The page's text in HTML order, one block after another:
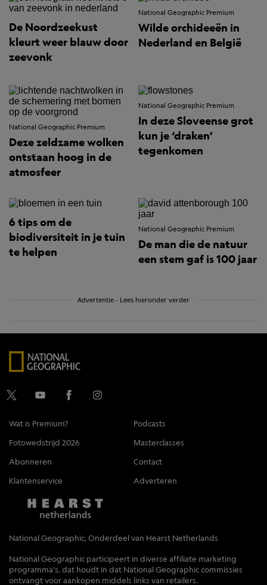
De Noordzeekust
kleurt weer blauw door
zeevonk
National Geographic Premium
Wilde orchideeën in
Nederland en België
National Geographic Premium
Deze zeldzame wolken
ontstaan hoog in de
atmosfeer
National Geographic Premium
In deze Sloveense grot
kun je ‘draken’
tegenkomen
6 tips om de
biodiversiteit in je tuin
te helpen
National Geographic Premium
De man die de natuur
een stem gaf is 100 jaar
Advertentie - Lees hieronder verder
Wat is Premium?
Podcasts
Fotowedstrijd 2026
Masterclasses
Abonneren
Contact
Klantenservice
Adverteren
National Geographic, Onderdeel van Hearst Netherlands
National Geographic participeert in diverse affiliate marketing
programma's, dat houdt in dat National Geographic commissies
ontvangt voor aankopen middels links van retailers.